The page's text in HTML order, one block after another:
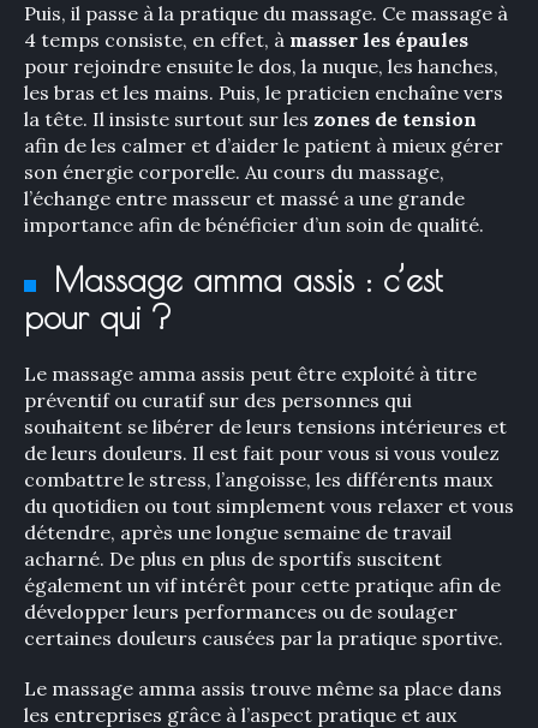
Puis, il passe à la pratique du massage. Ce massage à
4 temps consiste, en effet, à masser les épaules
pour rejoindre ensuite le dos, la nuque, les hanches,
les bras et les mains. Puis, le praticien enchaîne vers
la tête. Il insiste surtout sur les zones de tension
afin de les calmer et d’aider le patient à mieux gérer
son énergie corporelle. Au cours du massage,
l’échange entre masseur et massé a une grande
importance afin de bénéficier d’un soin de qualité.
Massage amma assis : c’est
pour qui ?
Le massage amma assis peut être exploité à titre
préventif ou curatif sur des personnes qui
souhaitent se libérer de leurs tensions intérieures et
de leurs douleurs. Il est fait pour vous si vous voulez
combattre le stress, l’angoisse, les différents maux
du quotidien ou tout simplement vous relaxer et vous
détendre, après une longue semaine de travail
acharné. De plus en plus de sportifs suscitent
également un vif intérêt pour cette pratique afin de
développer leurs performances ou de soulager
certaines douleurs causées par la pratique sportive.
Le massage amma assis trouve même sa place dans
les entreprises grâce à l’aspect pratique et aux
×
Rechercher
: